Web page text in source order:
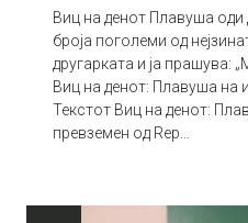
Виц на денот Плавуша оди
броја поголеми од
другарката и ја прашува:
Виц на денот: Плавуша на
Текстот Виц на денот:
превземен од Rep…